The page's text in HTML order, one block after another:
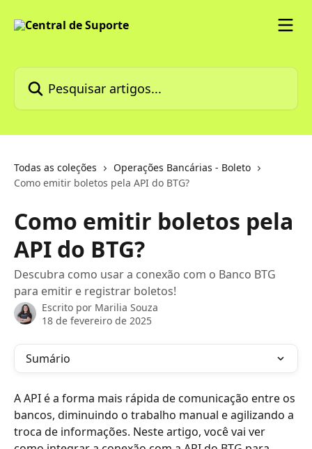
Pesquisar artigos...
Todas as coleções
Operações Bancárias - Boleto
Como emitir boletos pela API do BTG?
Como emitir boletos pela
API do BTG?
Descubra como usar a conexão com o Banco BTG
para emitir e registrar boletos!
Escrito por Marilia Souza
18 de fevereiro de 2025
Sumário
A API é a forma mais rápida de comunicação entre os
bancos, diminuindo o trabalho manual e agilizando a
troca de informações. Neste artigo, você vai ver